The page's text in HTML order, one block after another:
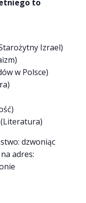
to
Izrael)
w Polsce)
dzwoniąc
adres: